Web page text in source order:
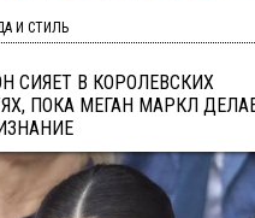
СИЯЕТ В КОРОЛЕВСКИХ
ПОКА МЕГАН МАРКЛ
И СТИЛЬ